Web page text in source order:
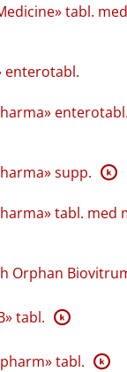
tabl.
enterotabl.
supp. K
tabl. med
Orphan
tabl. K
tabl. K